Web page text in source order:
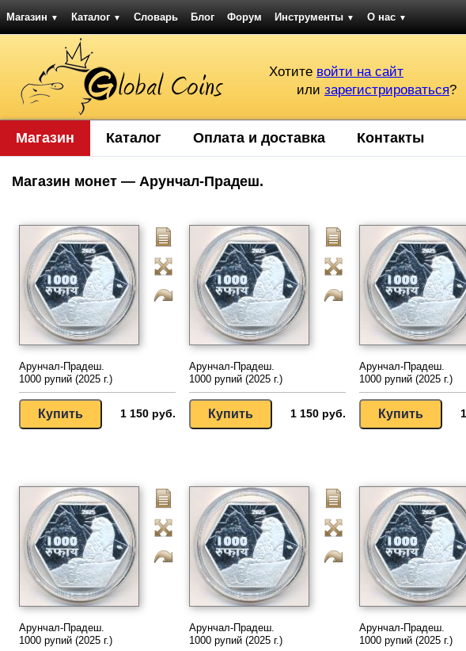
Магазин ▼ Каталог ▼ Словарь Блог Форум Инструменты ▼ О нас ▼
Хотите войти на сайт
или зарегистрироваться?
Магазин Каталог Оплата и доставка Контакты
Магазин монет — Арунчал-Прадеш.
Арунчал-Прадеш.
1000 рупий (2025 г.)
1 150 руб.
Арунчал-Прадеш.
1000 рупий (2025 г.)
1 150 руб.
Арунчал-Прадеш.
1000 рупий (2025 г.)
Арунчал-Прадеш.
1000 рупий (2025 г.)
Арунчал-Прадеш.
1000 рупий (2025 г.)
Арунчал-Прадеш.
1000 рупий (2025 г.)